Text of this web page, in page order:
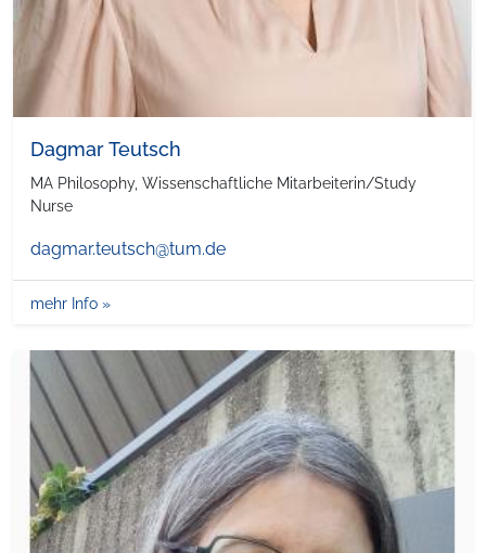
Dagmar Teutsch
MA Philosophy, Wissenschaftliche Mitarbeiterin/Study
Nurse
dagmar.teutsch@tum.de
mehr Info »